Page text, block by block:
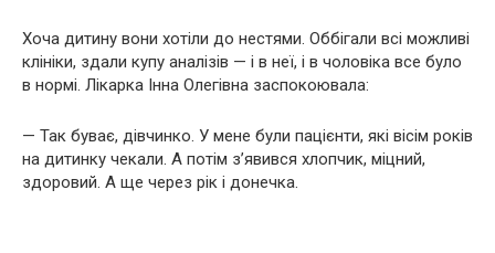
Хоча дитину вони хотіли до нестями. Оббігали всі можливі
клініки, здали купу аналізів — і в неї, і в чоловіка все було
в нормі. Лікарка Інна Олегівна заспокоювала:
— Так буває, дівчинко. У мене були пацієнти, які вісім років
на дитинку чекали. А потім зʼявився хлопчик, міцний,
здоровий. А ще через рік і донечка.